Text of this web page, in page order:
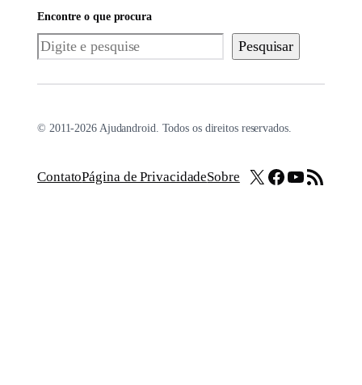
Encontre o que procura
Pesquisar Pesquisar
© 2011-2026 Ajudandroid. Todos os direitos reservados.
ContatoPágina de PrivacidadeSobre X Facebook
Youtube
Feed RSS